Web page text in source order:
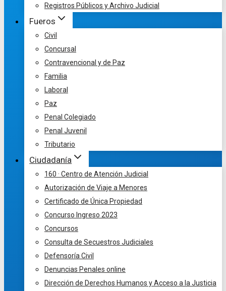
Registros Públicos y Archivo Judicial
Fueros
Civil
Concursal
Contravencional y de Paz
Familia
Laboral
Paz
Penal Colegiado
Penal Juvenil
Tributario
Ciudadanía
160 · Centro de Atención Judicial
Autorización de Viaje a Menores
Certificado de Única Propiedad
Concurso Ingreso 2023
Concursos
Consulta de Secuestros Judiciales
Defensoría Civil
Denuncias Penales online
Dirección de Derechos Humanos y Acceso a la Justicia